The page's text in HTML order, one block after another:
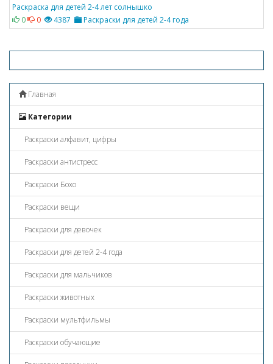
Раскраска для детей 2-4 лет солнышко
0
0 4387 Раскраски для детей 2-4 года
Главная
Категории
Раскраски алфавит, цифры
Раскраски антистресс
Раскраски Бохо
Раскраски вещи
Раскраски для девочек
Раскраски для детей 2-4 года
Раскраски для мальчиков
Раскраски животных
Раскраски мультфильмы
Раскраски обучающие